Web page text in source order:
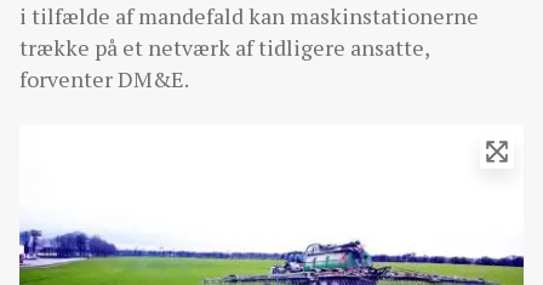
i tilfælde af mandefald kan maskinstationerne
trække på et netværk af tidligere ansatte,
forventer DM&E.